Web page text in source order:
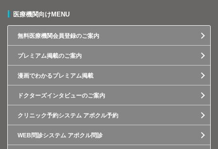
医療機関向けMENU
無料医療機関会員登録のご案内
プレミアム掲載のご案内
漫画でわかるプレミアム掲載
ドクターズインタビューのご案内
クリニック予約システム アポクル予約
WEB問診システム アポクル問診